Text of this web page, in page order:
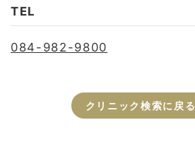
TEL
084-982-9800
クリニック検索に戻る